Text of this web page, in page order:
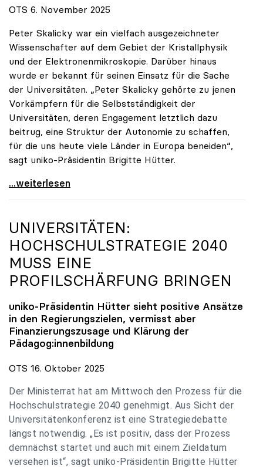
OTS 6. November 2025
Peter Skalicky war ein vielfach ausgezeichneter
Wissenschafter auf dem Gebiet der Kristallphysik
und der Elektronenmikroskopie. Darüber hinaus
wurde er bekannt für seinen Einsatz für die Sache
der Universitäten. „Peter Skalicky gehörte zu jenen
Vorkämpfern für die Selbstständigkeit der
Universitäten, deren Engagement letztlich dazu
beitrug, eine Struktur der Autonomie zu schaffen,
für die uns heute viele Länder in Europa beneiden“,
sagt uniko-Präsidentin Brigitte Hütter.
uniko trauert um ehemaligen Präsidenten Peter
...weiterlesen
UNIVERSITÄTEN:
HOCHSCHULSTRATEGIE 2040
MUSS EINE
PROFILSCHÄRFUNG BRINGEN
uniko-Präsidentin Hütter sieht positive Ansätze
in den Regierungszielen, vermisst aber
Finanzierungszusage und Klärung der
Pädagog:innenbildung
OTS 16. Oktober 2025
Der Ministerrat hat am Mittwoch den Prozess für die
Hochschulstrategie 2040 genehmigt. Aus Sicht der
Universitätenkonferenz ist eine Strategiedebatte
längst notwendig. „Es ist positiv, dass der Prozess
demnächst startet und auch mit einem Zieldatum
versehen ist“, sagt uniko-Präsidentin Brigitte Hütter